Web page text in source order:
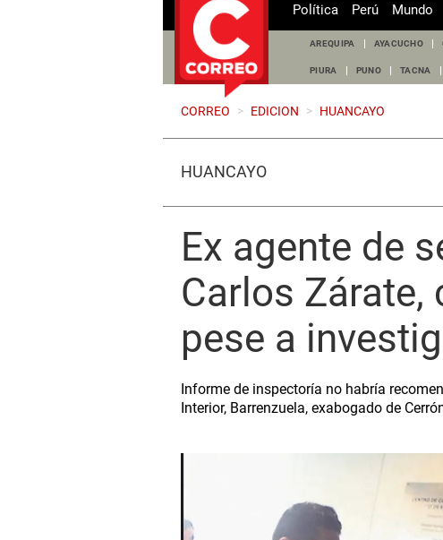
Política Perú Mundo
AREQUIPA AYACUCHO
PIURA PUNO TACNA
CORREO > EDICION > HUANCAYO
HUANCAYO
Ex agente de
Carlos Zárate,
pese a
Informe de inspectoría no habría
Interior, Barrenzuela, exabogado de